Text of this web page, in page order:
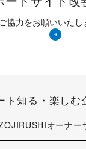
ご協力をお願いいたし
ト知る・楽しむ
オーナー